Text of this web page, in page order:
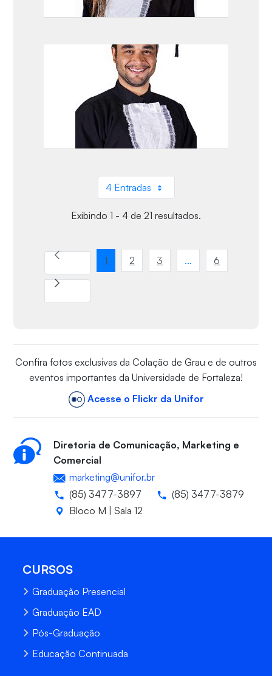
4 EntradasPor página
Exibindo 1 - 4 de 21 resultados.
Página
1 Página
2 Página
3 ...PáginasPágina
6
Confira fotos exclusivas da Colação de Grau e de outros
eventos importantes da Universidade de Fortaleza!
Acesse o Flickr da Unifor
Diretoria de Comunicação, Marketing e
Comercial
marketing@unifor.br
(85) 3477-3897
(85) 3477-3879
Bloco M | Sala 12
CURSOS
Graduação Presencial
Graduação EAD
Pós-Graduação
Educação Continuada